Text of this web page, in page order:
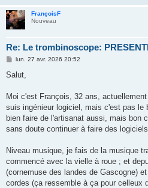
FrançoisF
Nouveau
Re: Le trombinoscope:
M
s
g
lun. 27 avr. 2026 20:52
Salut,
Moi c'est François, 32 ans,
suis ingénieur logiciel, mais c'est pas le
bien faire de l'artisanat aussi, mais bon
sans doute continuer à faire des logiciels
Niveau musique, je fais de la musique
commencé avec la vielle à roue ; et
(cornemuse des landes de Gascogne)
cordes (ça ressemble à ça pour celleux